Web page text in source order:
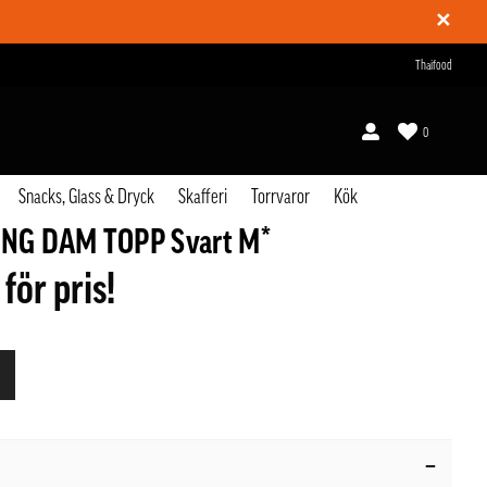
✕
Thaifood
0
Snacks, Glass & Dryck Skafferi Torrvaror Kök
DAM TOPP Svart M*
för pris!